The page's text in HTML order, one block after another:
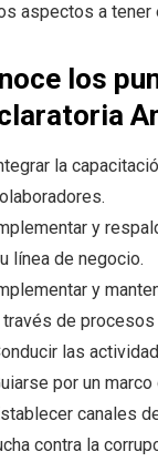
aspectos a tener
los
la
y
línea de negocio.
y
través de
las
por un
canales
contra la